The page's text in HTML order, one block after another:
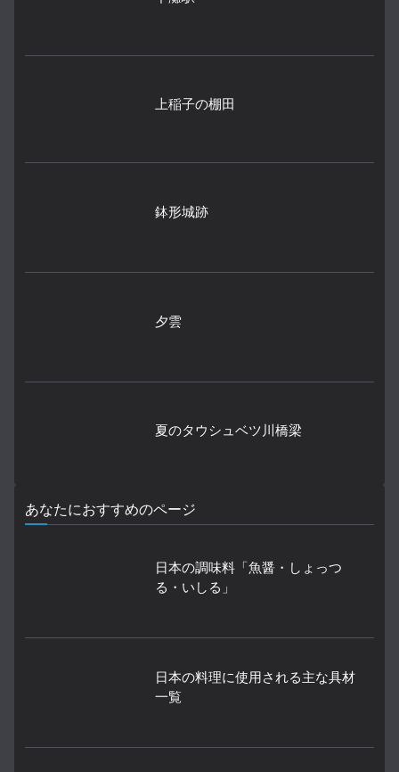
上稲子の棚田
鉢形城跡
夕雲
夏のタウシュベツ川橋梁
あなたにおすすめのページ
日本の調味料「魚醤・しょっつ
る・いしる」
日本の料理に使用される主な具材
一覧